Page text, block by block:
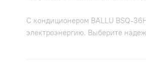
С кондиционером BALLU BSQ-
электроэнергию. Выберите